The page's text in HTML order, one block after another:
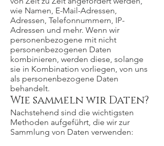
wie Namen, E-Mail-Adressen,
Adressen, Telefonnummern, IP-
Adressen und mehr. Wenn wir
personenbezogene mit nicht
personenbezogenen Daten
kombinieren, werden diese, solange
sie in Kombination vorliegen, von uns
als personenbezogene Daten
behandelt.
Wie sammeln wir Daten?
Nachstehend sind die wichtigsten
Methoden aufgeführt, die wir zur
Sammlung von Daten verwenden: